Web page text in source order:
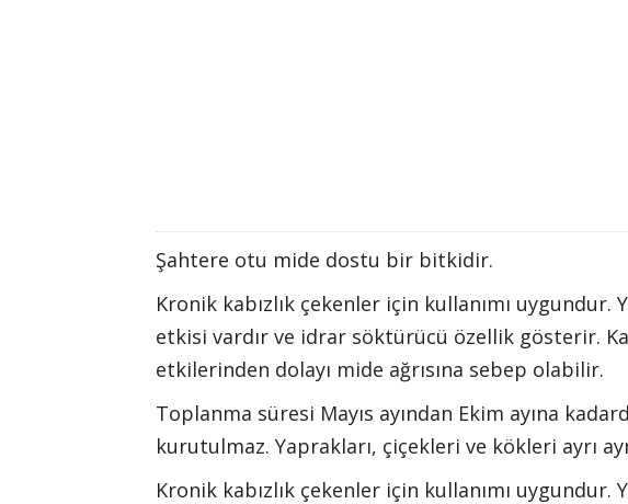
Şahtere otu mide dostu bir bitkidir.
Kronik kabızlık çekenler için kullanımı uygundur.
etkisi vardır ve idrar söktürücü özellik gösterir.
etkilerinden dolayı mide ağrısına sebep olabilir.
Toplanma süresi Mayıs ayından Ekim ayına
kurutulmaz. Yaprakları, çiçekleri ve kökleri ayrı
Kronik kabızlık çekenler için kullanımı uygundur.